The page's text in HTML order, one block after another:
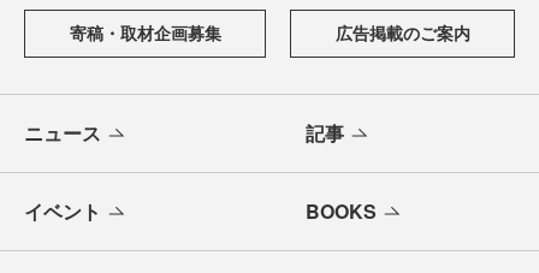
寄稿・取材企画募集 広告掲載のご案内
ニュース 記事
イベント BOOKS